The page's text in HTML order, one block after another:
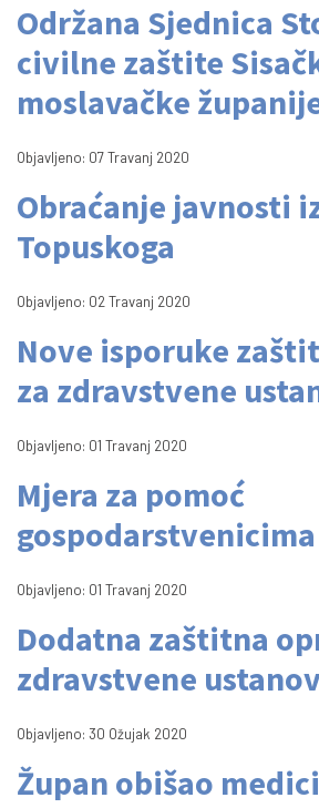
Održana Sjednica
civilne zaštite
moslavačke
Objavljeno: 07 Travanj 2020
Obraćanje javnosti
Topuskoga
Objavljeno: 02 Travanj 2020
Nove isporuke
za zdravstvene
Objavljeno: 01 Travanj 2020
Mjera za pomoć
gospodarstvenicima
Objavljeno: 01 Travanj 2020
Dodatna zaštitna
zdravstvene
Objavljeno: 30 Ožujak 2020
Župan obišao